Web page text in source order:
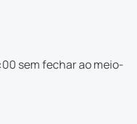
sem fechar ao meio-